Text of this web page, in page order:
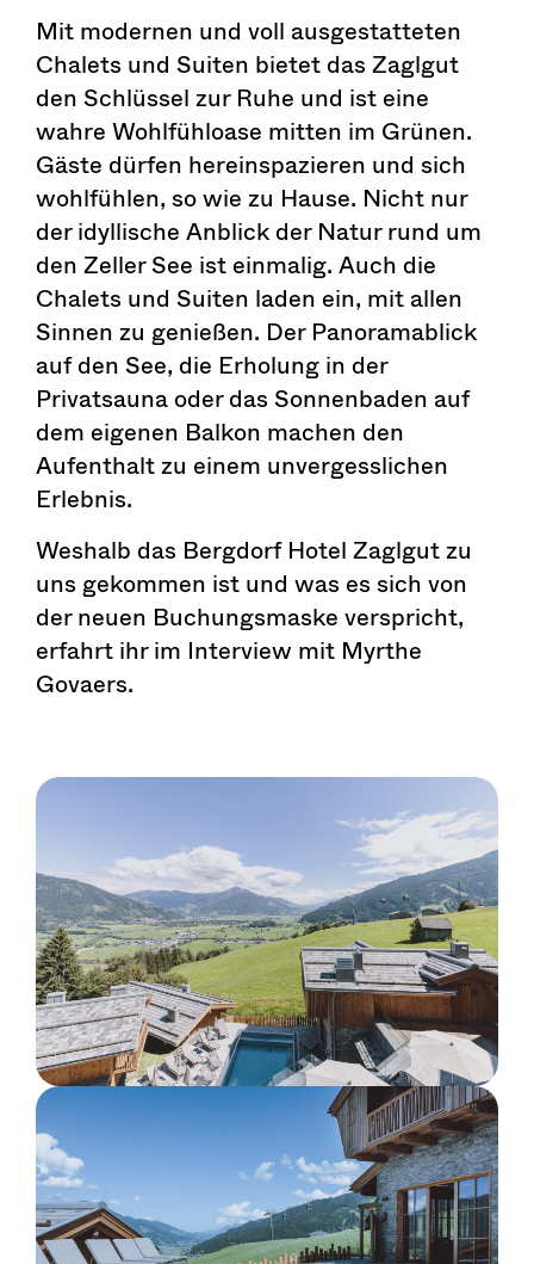
Mit modernen und voll ausgestatteten
Chalets und Suiten bietet das Zaglgut
den Schlüssel zur Ruhe und ist eine
wahre Wohlfühloase mitten im Grünen.
Gäste dürfen hereinspazieren und sich
wohlfühlen, so wie zu Hause. Nicht nur
der idyllische Anblick der Natur rund um
den Zeller See ist einmalig. Auch die
Chalets und Suiten laden ein, mit allen
Sinnen zu genießen. Der Panoramablick
auf den See, die Erholung in der
Privatsauna oder das Sonnenbaden auf
dem eigenen Balkon machen den
Aufenthalt zu einem unvergesslichen
Erlebnis.
Weshalb das Bergdorf Hotel Zaglgut zu
uns gekommen ist und was es sich von
der neuen Buchungsmaske verspricht,
erfahrt ihr im Interview mit Myrthe
Govaers.